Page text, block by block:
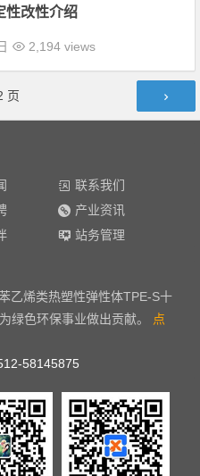
性改性介绍
2,194 views
页
联系我们
产业资讯
站务管理
乙烯类热塑性弹性体TPE-S十
绿色环保事业做出贡献。 点
58145875